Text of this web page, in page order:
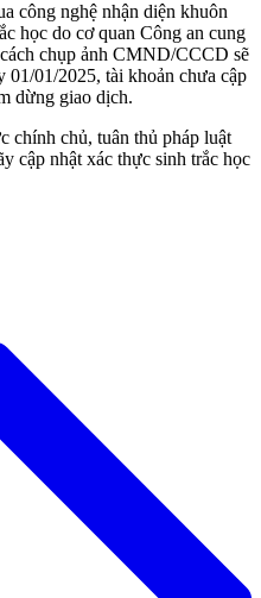
công nghệ nhận diện khuôn
học do cơ quan Công an cung
chụp ảnh CMND/CCCD sẽ
01/2025, tài khoản chưa cập
dừng giao dịch.
chính chủ, tuân thủ pháp luật
cập nhật xác thực sinh trắc học